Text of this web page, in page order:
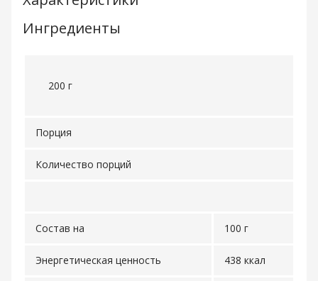
Ингредиенты
200 г
Порция
Количество порций
Состав на 100 г
Энергетическая ценность 438 ккал